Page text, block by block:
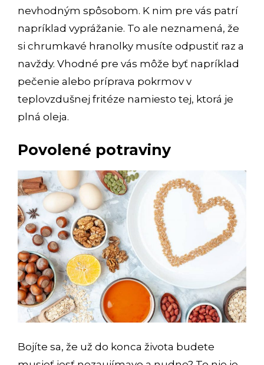
nevhodným spôsobom. K nim pre vás patrí
napríklad vyprážanie. To ale neznamená, že
si chrumkavé hranolky musíte odpustiť raz a
navždy. Vhodné pre vás môže byť napríklad
pečenie alebo príprava pokrmov v
teplovzdušnej fritéze namiesto tej, ktorá je
plná oleja.
Povolené potraviny
Bojíte sa, že už do konca života budete